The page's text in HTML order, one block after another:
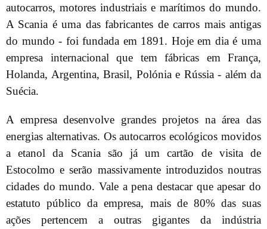
autocarros, motores industriais e marítimos do mundo.
A Scania é uma das fabricantes de carros mais antigas
do mundo - foi fundada em 1891. Hoje em dia é uma
empresa internacional que tem fábricas em França,
Holanda, Argentina, Brasil, Polónia e Rússia - além da
Suécia.
A empresa desenvolve grandes projetos na área das
energias alternativas. Os autocarros ecológicos movidos
a etanol da Scania são já um cartão de visita de
Estocolmo e serão massivamente introduzidos noutras
cidades do mundo. Vale a pena destacar que apesar do
estatuto público da empresa, mais de 80% das suas
ações pertencem a outras gigantes da indústria